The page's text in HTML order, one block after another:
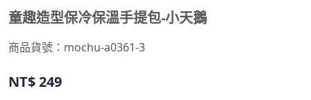
童趣造型保冷保溫手提包-小天鵝
商品貨號：mochu-a0361-3
NT$249